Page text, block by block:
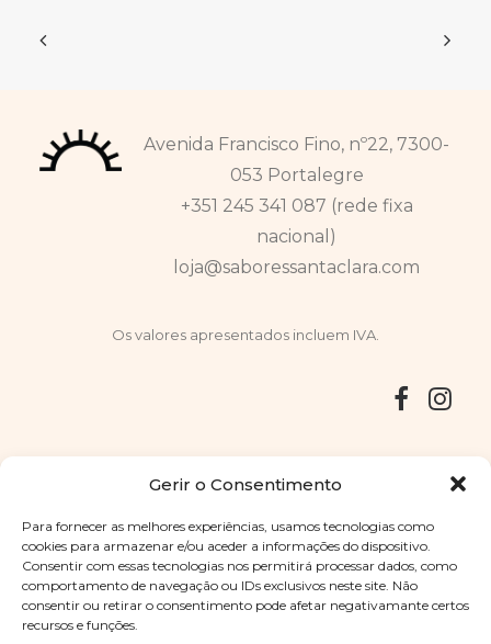
Gerir o Consentimento
Para fornecer as melhores experiências, usamos tecnologias como
cookies para armazenar e/ou aceder a informações do dispositivo.
Consentir com essas tecnologias nos permitirá processar dados, como
comportamento de navegação ou IDs exclusivos neste site. Não
consentir ou retirar o consentimento pode afetar negativamante certos
recursos e funções.
Avenida Francisco Fino, nº22, 7300-
053 Portalegre
+351 245 341 087 (rede fixa
nacional)
loja@saboressantaclara.com
Os valores apresentados incluem IVA.
Copyright © 2025 Sabores Santa Clara
. Todos os direitos
reservadosPolítica de Privacidade |Termos e condições
Designed byShift Your Branding Agency